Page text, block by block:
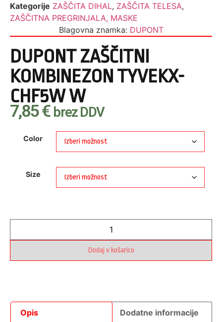
Kategorije ZAŠČITA DIHAL, ZAŠČITA TELESA,
ZAŠČITNA PREGRINJALA, MASKE
Blagovna znamka: DUPONT
DUPONT ZAŠČITNI
KOMBINEZON TYVEKX-
CHF5W W
7,85€ brez DDV
Color
Size
Dodaj v košarico
Opis Dodatne informacije